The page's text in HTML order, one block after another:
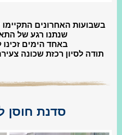
בשבועות האחרונים
שנתנו רגע של
באחד הימים זכינו
תודה לסיון רכזת שכונה
סדנת חוסן